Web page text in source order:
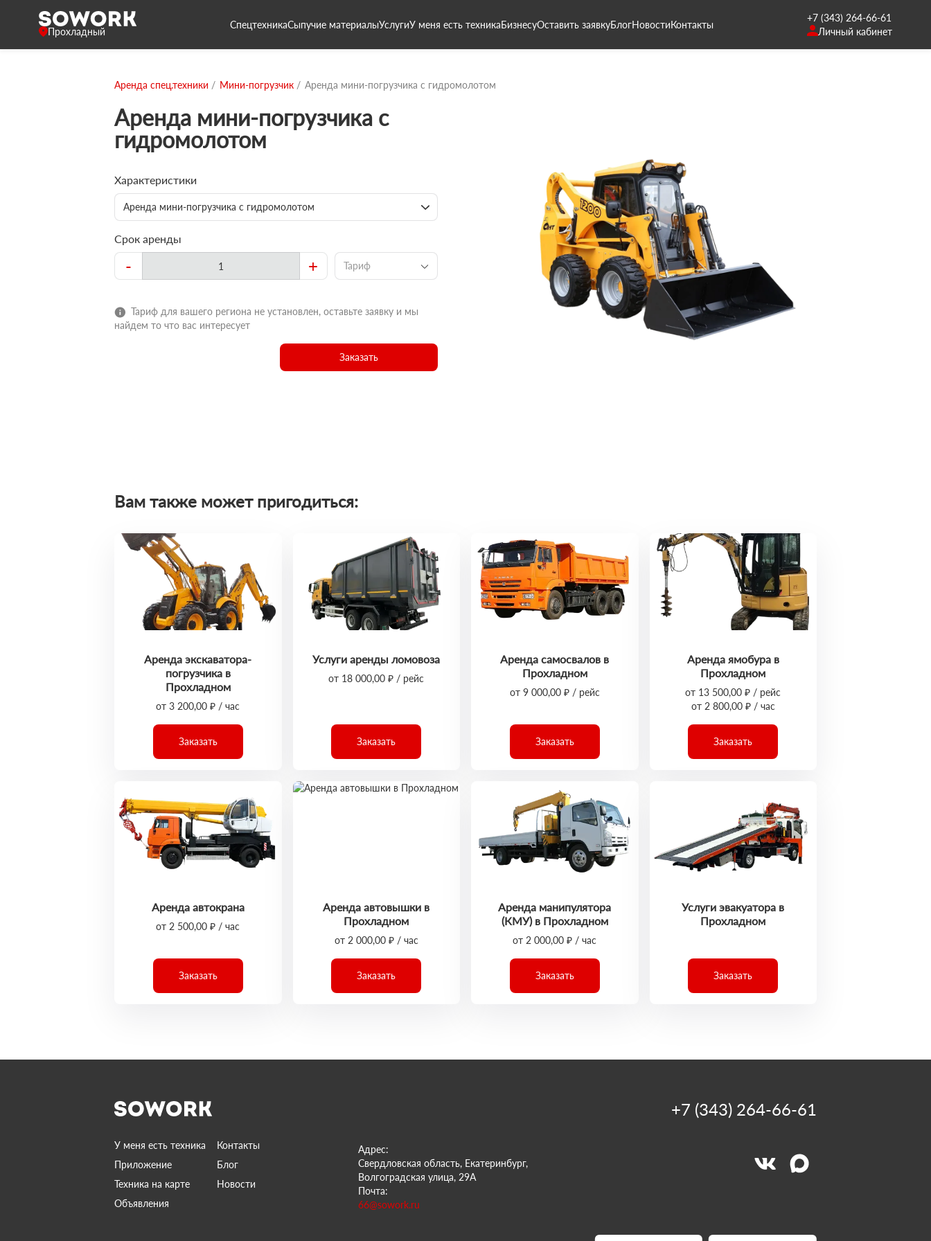
Прохладный
СпецтехникаСыпучие материалыУслугиУ меня есть техникаБизнесуОставить заявкуБлогНовостиКонтакты
+7 (343) 264-66-61
Личный кабинет
Аренда спец.техники Мини-погрузчик Аренда мини-погрузчика с гидромолотом
Аренда мини-погрузчика с
гидромолотом
Характеристики
Аренда мини-погрузчика с гидромолотом
Срок аренды
- + Тариф
Тариф для вашего региона не установлен, оставьте заявку и мы
найдем то что вас интересует
Заказать
Вам также может пригодиться:
Аренда экскаватора-
погрузчика в
Прохладном
от 3 200,00 ₽ / час
Заказать
Услуги аренды ломовоза
от 18 000,00 ₽ / рейс
Заказать
Аренда самосвалов в
Прохладном
от 9 000,00 ₽ / рейс
Заказать
Аренда ямобура в
Прохладном
от 13 500,00 ₽ / рейс
от 2 800,00 ₽ / час
Заказать
Аренда автокрана
от 2 500,00 ₽ / час
Заказать
Аренда автовышки в
Прохладном
от 2 000,00 ₽ / час
Заказать
Аренда манипулятора
(КМУ) в Прохладном
от 2 000,00 ₽ / час
Заказать
Услуги эвакуатора в
Прохладном
Заказать
У меня есть техника
Контакты
Приложение
Блог
Техника на карте
Новости
Объявления
Адрес:
Свердловская область, Екатеринбург,
Волгоградская улица, 29А
Почта:
66@sowork.ru
+7 (343) 264-66-61